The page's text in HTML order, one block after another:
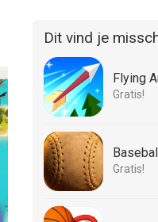
Dit vind je
Flying
Gratis!
Gratis!